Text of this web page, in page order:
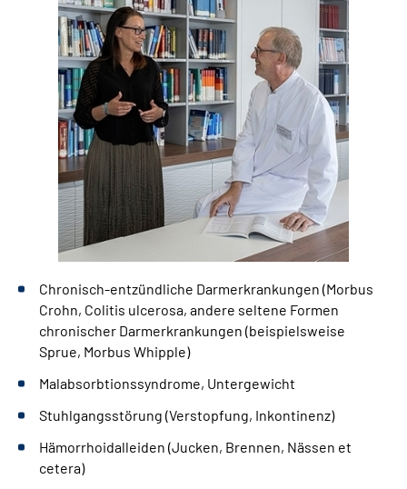
Chronisch-entzündliche Darmerkrankungen (Morbus
Crohn, Colitis ulcerosa, andere seltene Formen
chronischer Darmerkrankungen (beispielsweise
Sprue, Morbus Whipple)
Malabsorbtionssyndrome, Untergewicht
Stuhlgangsstörung (Verstopfung, Inkontinenz)
Hämorrhoidalleiden (Jucken, Brennen, Nässen et
cetera)